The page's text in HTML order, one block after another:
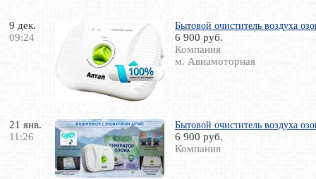
9 дек.
09:24
Бытовой очиститель воздуха
6 900 руб.
Компания
м. Авиамоторная
21 янв.
11:26
Бытовой очиститель воздуха
6 900 руб.
Компания